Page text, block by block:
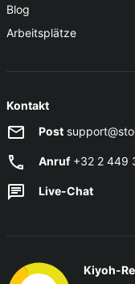
Blog
Arbeitsplätze
Kontakt
Post
Anruf+32 2 449
Live-Chat
Kiyoh-